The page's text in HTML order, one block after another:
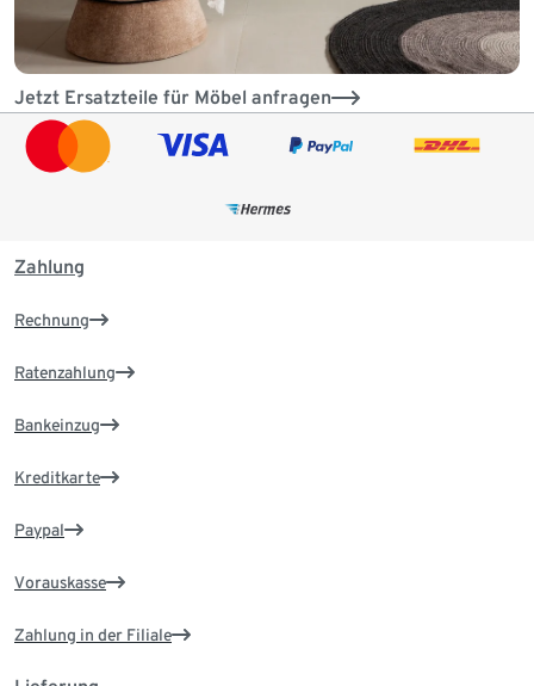
Jetzt Ersatzteile für Möbel anfragen
Zahlung
Rechnung
Ratenzahlung
Bankeinzug
Kreditkarte
Paypal
Vorauskasse
Zahlung in der Filiale